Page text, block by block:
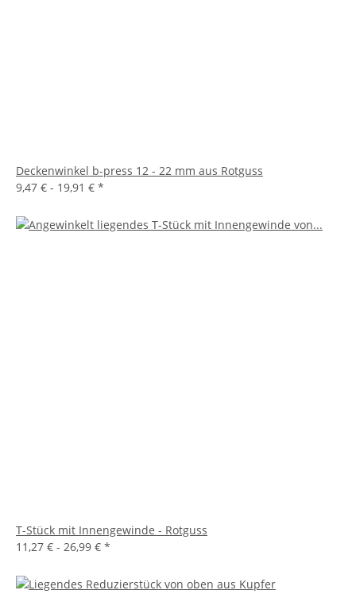
Deckenwinkel b-press 12 - 22 mm aus Rotguss
9,47 € - 19,91 € *
T-Stück mit Innengewinde - Rotguss
11,27 € - 26,99 € *